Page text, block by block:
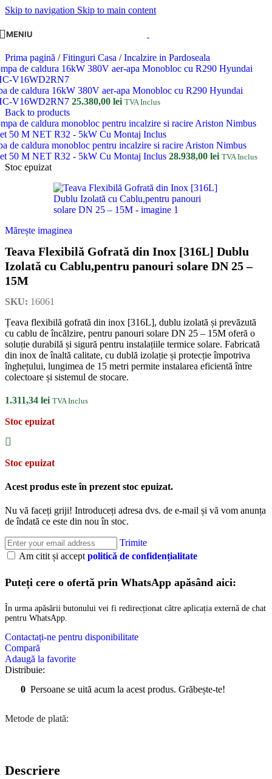
Skip to navigation Skip to main content
MENIU
Prima pagină / Fitinguri Casa / Incalzire in Pardoseala
de caldura 16kW 380V aer-apa Monobloc cu R290 Hyundai
V16WD2RN7 25.380,00 lei TVA Inclus
Back to products
de caldura monobloc pentru incalzire si racire Ariston Nimbus
50 M NET R32 - 5kW Cu Montaj Inclus 28.938,00 lei TVA Inclus
Stoc epuizat
Mărește imaginea
Teava Flexibilă Gofrată din Inox [316L] Dublu
Izolată cu Cablu,pentru panouri solare DN 25 –
15M
SKU: 16061
Țeava flexibilă gofrată din inox [316L], dublu izolată și prevăzută
cu cablu de încălzire, pentru panouri solare DN 25 – 15M oferă o
soluție durabilă și sigură pentru instalațiile termice solare. Fabricată
din inox de înaltă calitate, cu dublă izolație și protecție împotriva
înghețului, lungimea de 15 metri permite instalarea eficientă între
colectoare și sistemul de stocare.
1.311,34 lei TVA Inclus
Stoc epuizat
Stoc epuizat
Acest produs este în prezent stoc epuizat.
Nu vă faceți griji! Introduceți adresa dvs. de e-mail și vă vom anunța
de îndată ce este din nou în stoc.
Trimite
Am citit și accept politică de confidențialitate
Puteți cere o ofertă prin WhatsApp apăsând aici:
În urma apăsării butonului vei fi redirecționat către aplicația externă de chat
pentru WhatsApp.
Contactați-ne pentru disponibilitate
Compară
Adaugă la favorite
Distribuie:
0 Persoane se uită acum la acest produs. Grăbește-te!
Metode de plată:
Descriere